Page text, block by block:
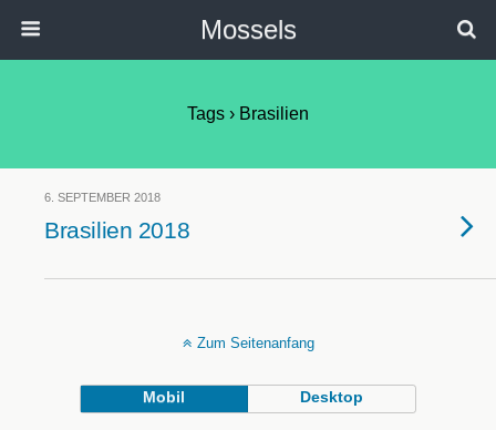
Mossels
Tags › Brasilien
6. SEPTEMBER 2018
Brasilien 2018
Zum Seitenanfang
Mobil Desktop